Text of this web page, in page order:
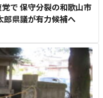
党で 保守分裂の和歌山市
郎県議が有力候補へ